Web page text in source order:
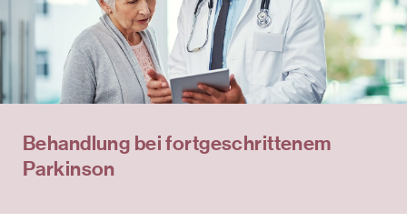
Behandlung bei fortgeschrittenem
Parkinson